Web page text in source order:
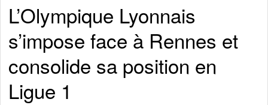
L’Olympique Lyonnais
s’impose face à Rennes et
consolide sa position en
Ligue 1